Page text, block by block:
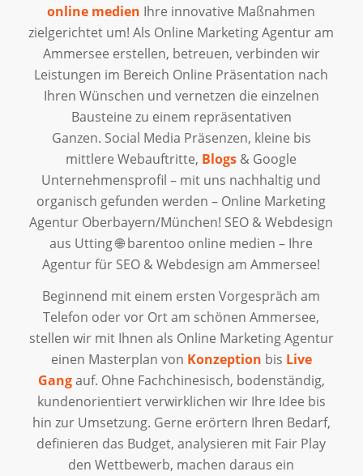
online medien Ihre innovative Maßnahmen
zielgerichtet um! Als Online Marketing Agentur am
Ammersee erstellen, betreuen, verbinden wir
Leistungen im Bereich Online Präsentation nach
Ihren Wünschen und vernetzen die einzelnen
Bausteine zu einem repräsentativen
Ganzen. Social Media Präsenzen, kleine bis
mittlere Webauftritte, Blogs & Google
Unternehmensprofil – mit uns nachhaltig und
organisch gefunden werden – Online Marketing
Agentur Oberbayern/München! SEO & Webdesign
aus Utting 🌐 barentoo online medien – Ihre
Agentur für SEO & Webdesign am Ammersee!
Beginnend mit einem ersten Vorgespräch am
Telefon oder vor Ort am schönen Ammersee,
stellen wir mit Ihnen als Online Marketing Agentur
einen Masterplan von Konzeption bis Live
Gangauf. Ohne Fachchinesisch, bodenständig,
kundenorientiert verwirklichen wir Ihre Idee bis
hin zur Umsetzung. Gerne erörtern Ihren Bedarf,
definieren das Budget, analysieren mit Fair Play
den Wettbewerb, machen daraus ein